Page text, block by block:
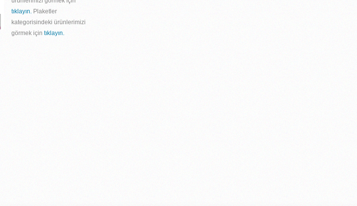
tıklayın. Plaketler
kategorisindeki ürünlerimizi
görmek için tıklayın.